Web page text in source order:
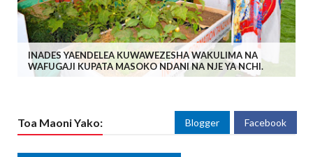
INADES YAENDELEA KUWAWEZESHA WAKULIMA NA
WAFUGAJI KUPATA MASOKO NDANI NA NJE YA NCHI.
Toa Maoni Yako: Blogger Facebook